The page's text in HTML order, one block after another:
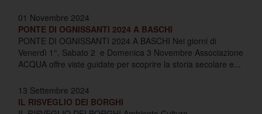
01 Novembre 2024
PONTE DI OGNISSANTI 2024 A BASCHI
PONTE DI OGNISSANTI 2024 A BASCHI Nei giorni di
Venerdì 1°, Sabato 2 e Domenica 3 Novembre Associazione
ACQUA offre viste guidate per scoprire la storia secolare e...
13 Settembre 2024
IL RISVEGLIO DEI BORGHI